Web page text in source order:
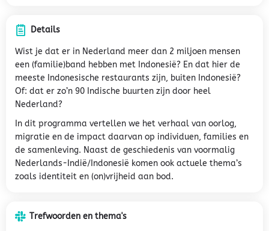
Details
Wist je dat er in Nederland meer dan 2 miljoen mensen
een (familie)band hebben met Indonesië? En dat hier de
meeste Indonesische restaurants zijn, buiten Indonesië?
Of: dat er zo’n 90 Indische buurten zijn door heel
Nederland?
In dit programma vertellen we het verhaal van oorlog,
migratie en de impact daarvan op individuen, families en
de samenleving. Naast de geschiedenis van voormalig
Nederlands-Indië/Indonesië komen ook actuele thema’s
zoals identiteit en (on)vrijheid aan bod.
Trefwoorden en thema's